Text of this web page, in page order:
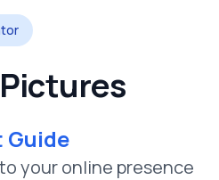
Guide
your online presence